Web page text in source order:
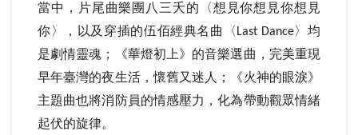
當中，片尾曲樂團八三夭的〈想見你想見你想見
你〉，以及穿插的伍佰經典名曲〈 Last Dance〉均
是劇情靈魂；《華燈初上》的音樂選曲，完美重現
早年臺灣的夜生活，懷舊又迷人；《火神的眼淚》
主題曲也將消防員的情感壓力，化為帶動觀眾情緒
起伏的旋律。